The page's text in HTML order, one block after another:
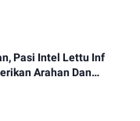
Pasi Intel Lettu Inf
Arahan Dan